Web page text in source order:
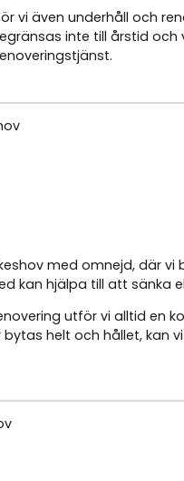
vi även underhåll och
inte till årstid
med omnejd, där
kan hjälpa till att sänka
utför vi alltid en
helt och hållet,